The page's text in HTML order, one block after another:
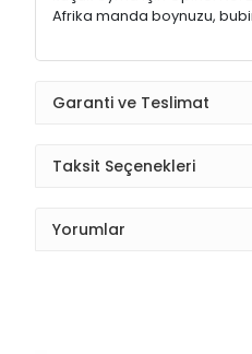
Afrika manda boynuzu,
Garanti ve Teslimat
Taksit Seçenekleri
Yorumlar